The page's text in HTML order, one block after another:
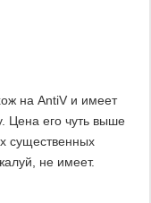
на AntiV и имеет
Цена его чуть выше
существенных
не имеет.